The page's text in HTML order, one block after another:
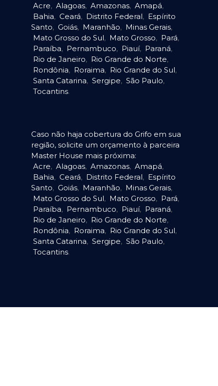
Acre, Alagoas, Amazonas, Amapá,
Bahia, Ceará, Distrito Federal, Espírito
Santo, Goiás, Maranhão, Minas Gerais,
Mato Grosso do Sul, Mato Grosso, Pará,
Paraíba, Pernambuco, Piauí, Paraná,
Rio de Janeiro, Rio Grande do Norte,
Rondônia, Roraima, Rio Grande do Sul,
Santa Catarina, Sergipe, São Paulo,
Tocantins.
Caso não haja cobertura do Grifo em sua
região, solicite um orçamento à parceira
Master House mais próxima:
Acre, Alagoas, Amazonas, Amapá,
Bahia, Ceará, Distrito Federal, Espírito
Santo, Goiás, Maranhão, Minas Gerais,
Mato Grosso do Sul, Mato Grosso, Pará,
Paraíba, Pernambuco, Piauí, Paraná,
Rio de Janeiro, Rio Grande do Norte,
Rondônia, Roraima, Rio Grande do Sul,
Santa Catarina, Sergipe, São Paulo,
Tocantins.